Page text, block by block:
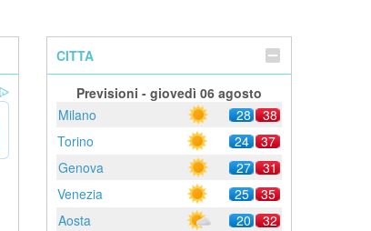
CITTA
Previsioni - giovedì 06 agosto
Milano
28
38
Torino
24
37
Genova
27
31
Venezia
25
35
Aosta
20
32